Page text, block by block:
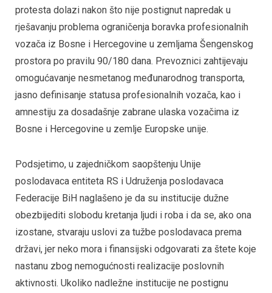
protesta dolazi nakon što nije postignut napredak u
rješavanju problema ograničenja boravka profesionalnih
vozača iz Bosne i Hercegovine u zemljama Šengenskog
prostora po pravilu 90/180 dana. Prevoznici zahtijevaju
omogućavanje nesmetanog međunarodnog transporta,
jasno definisanje statusa profesionalnih vozača, kao i
amnestiju za dosadašnje zabrane ulaska vozačima iz
Bosne i Hercegovine u zemlje Europske unije.
Podsjetimo, u zajedničkom saopštenju Unije
poslodavaca entiteta RS i Udruženja poslodavaca
Federacije BiH naglašeno je da su institucije dužne
obezbijediti slobodu kretanja ljudi i roba i da se, ako ona
izostane, stvaraju uslovi za tužbe poslodavaca prema
državi, jer neko mora i finansijski odgovarati za štete koje
nastanu zbog nemogućnosti realizacije poslovnih
aktivnosti. Ukoliko nadležne institucije ne postignu